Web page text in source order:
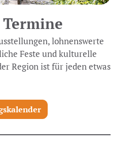
lohnenswerte
Feste und kulturelle
Region ist für jeden etwas